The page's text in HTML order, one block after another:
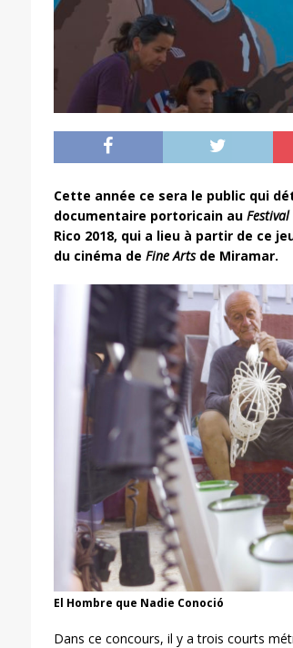
Cette année ce sera le public qui
documentaire portoricain au
Rico 2018, qui a lieu à partir de ce
du cinéma de Fine Artsde Miramar.
El Hombre que Nadie Conoció
Dans ce concours, il y a trois courts